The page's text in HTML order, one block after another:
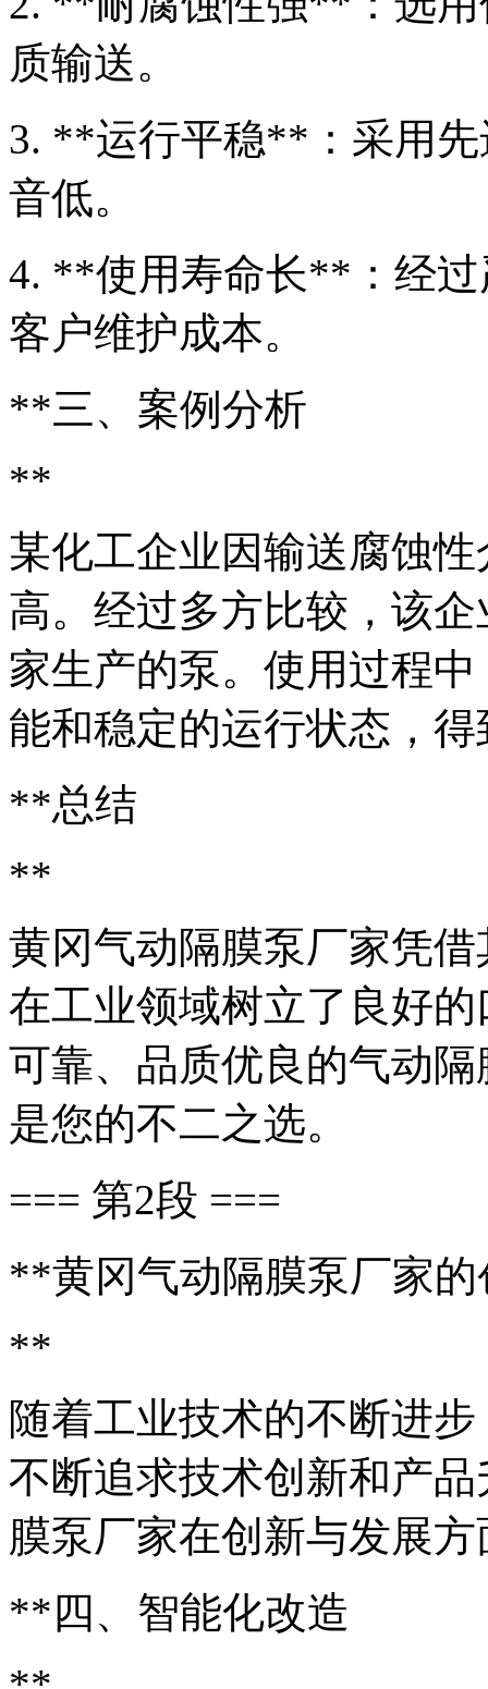
质输送。
3. **运行平稳**：采用
音低。
4. **使用寿命长**：经
客户维护成本。
**三、案例分析
**
某化工企业因输送腐蚀
高。经过多方比较，该
家生产的泵。使用过程
能和稳定的运行状态，
**总结
**
黄冈气动隔膜泵厂家凭
在工业领域树立了良好
可靠、品质优良的气动
是您的不二之选。
=== 第2段 ===
**黄冈气动隔膜泵厂家
**
随着工业技术的不断进
不断追求技术创新和产
膜泵厂家在创新与发展
**四、智能化改造